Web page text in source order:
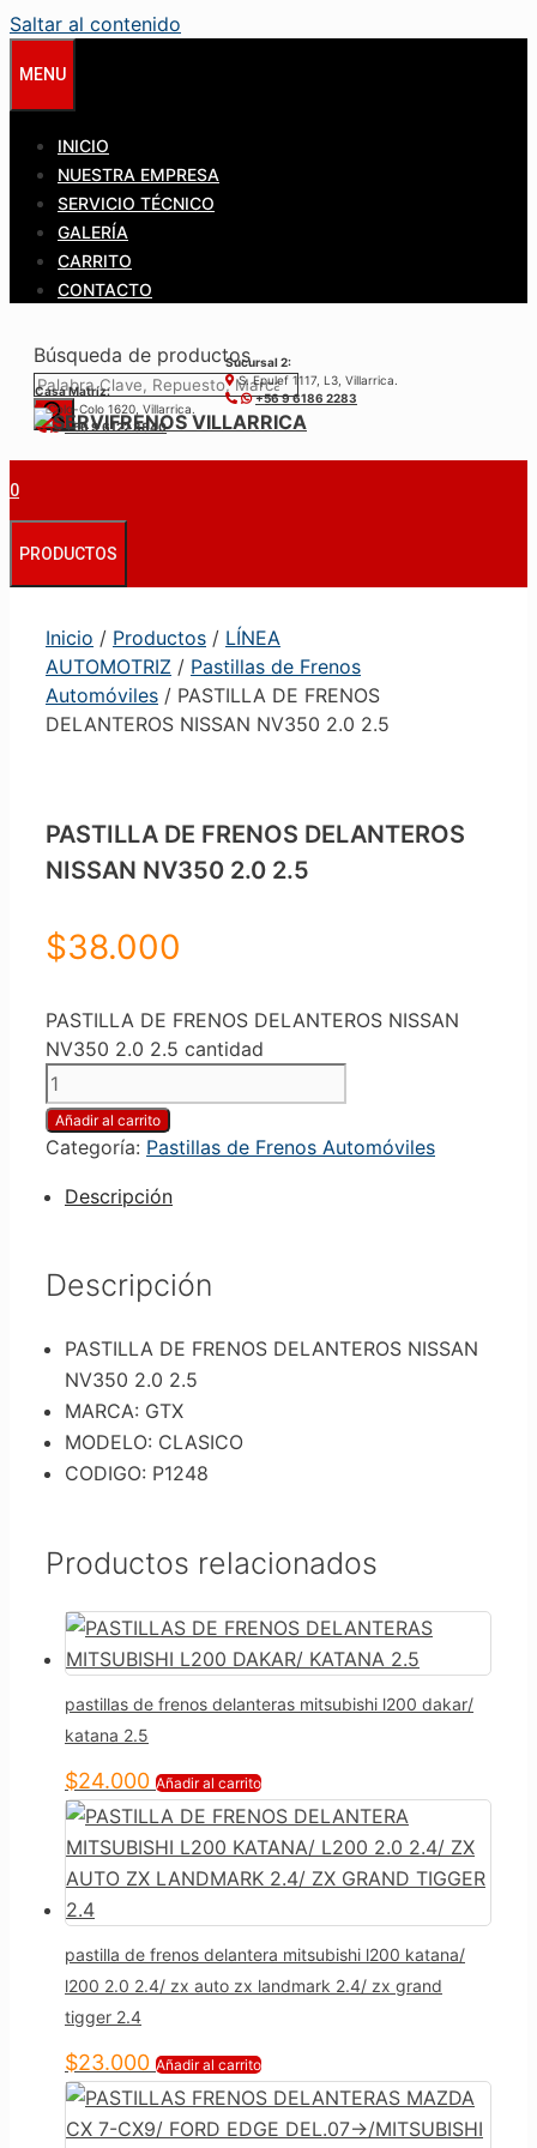
Saltar al contenido
MENU
INICIO
NUESTRA EMPRESA
SERVICIO TÉCNICO
GALERÍA
CARRITO
CONTACTO
Búsqueda de productos
Casa Matríz:
Colo-Colo 1620, Villarrica.
+56 9 6122 3840
Sucursal 2:
S. Epulef 1117, L3, Villarrica.
+56 9 6186 2283
0
PRODUCTOS
Inicio / Productos / LÍNEA
AUTOMOTRIZ / Pastillas de Frenos
Automóviles / PASTILLA DE FRENOS
DELANTEROS NISSAN NV350 2.0 2.5
PASTILLA DE FRENOS DELANTEROS
NISSAN NV350 2.0 2.5
$38.000
PASTILLA DE FRENOS DELANTEROS NISSAN
NV350 2.0 2.5 cantidad
Añadir al carrito
Categoría: Pastillas de Frenos Automóviles
Descripción
Descripción
PASTILLA DE FRENOS DELANTEROS NISSAN
NV350 2.0 2.5
MARCA: GTX
MODELO: CLASICO
CODIGO: P1248
Productos relacionados
pastillas de frenos delanteras mitsubishi l200 dakar/
katana 2.5
$24.000 Añadir al carrito
pastilla de frenos delantera mitsubishi l200 katana/
l200 2.0 2.4/ zx auto zx landmark 2.4/ zx grand
tigger 2.4
$23.000 Añadir al carrito